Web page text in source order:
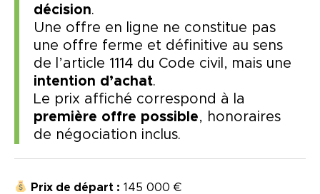
décision.
Une offre en ligne ne constitue pas
une offre ferme et définitive au sens
de l’article 1114 du Code civil, mais une
intention d’achat.
Le prix affiché correspond à la
première offre possible, honoraires
de négociation inclus.
Prix de départ : 145 000 €